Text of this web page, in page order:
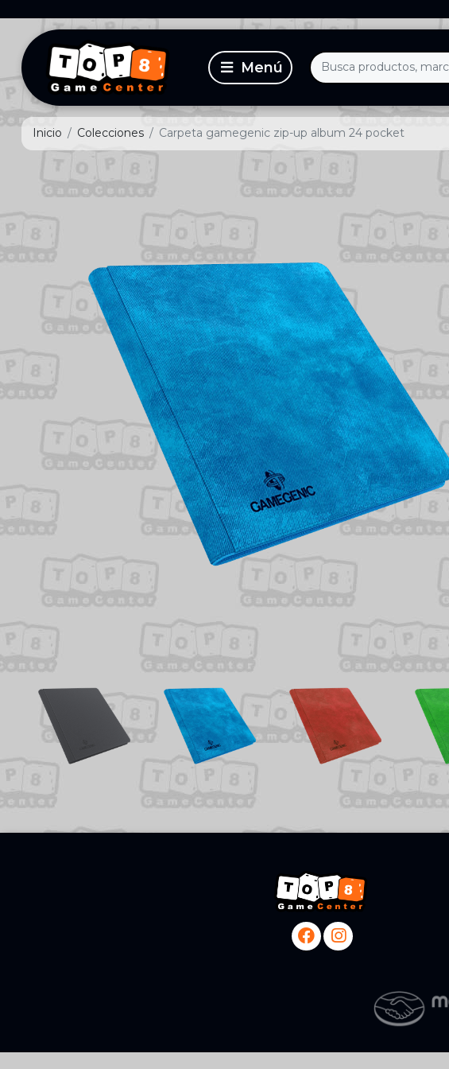
Inicio Colecciones Carpeta gamegenic zip-up album 24 pocket